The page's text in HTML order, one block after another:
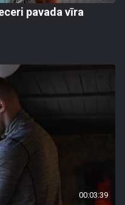
pavada vīra
00:03:39